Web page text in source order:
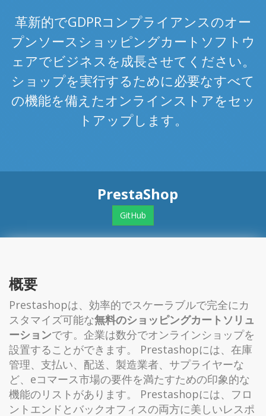
革新的でGDPRコンプライアンスのオー
プンソースショッピングカートソフトウ
ェアでビジネスを成長させてください。
ショップを実行するために必要なすべて
の機能を備えたオンラインストアをセッ
トアップします。
PrestaShop
GitHub
概要
Prestashopは、効率的でスケーラブルで完全にカ
スタマイズ可能な無料のショッピングカートソリュ
ーションです。企業は数分でオンラインショップを
設置することができます。 Prestashopには、在庫
管理、支払い、配送、製造業者、サプライヤーな
ど、eコマース市場の要件を満たすための印象的な
機能のリストがあります。 Prestashopには、フロ
ントエンドとバックオフィスの両方に美しいレスポ